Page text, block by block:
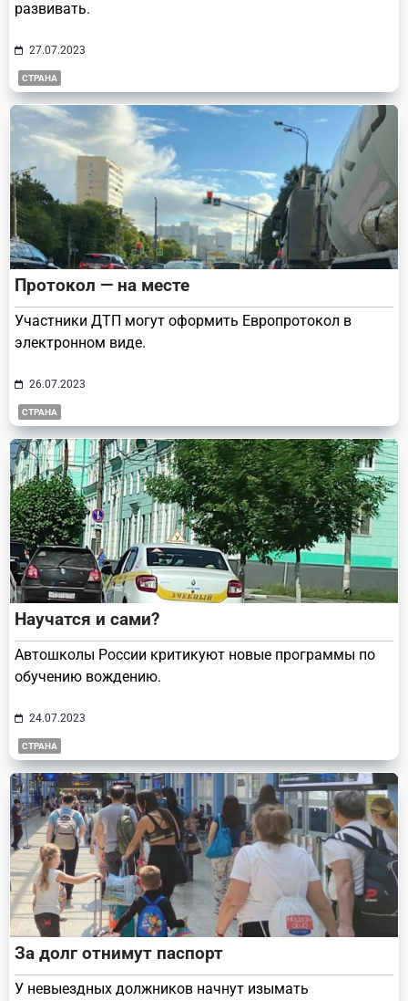
развивать.
27.07.2023
СТРАНА
Протокол — на месте
Участники ДТП могут оформить Европротокол в
электронном виде.
26.07.2023
СТРАНА
Научатся и сами?
Автошколы России критикуют новые программы по
обучению вождению.
24.07.2023
СТРАНА
За долг отнимут паспорт
У невыездных должников начнут изымать